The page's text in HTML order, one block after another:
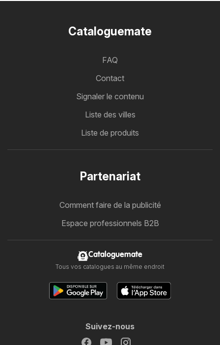
Cataloguemate
FAQ
Contact
Signaler le contenu
Liste des villes
Liste de produits
Partenariat
Comment faire de la publicité
Espace professionnels B2B
Cataloguemate
Tous vos catalogues au même endroit
Suivez-nous